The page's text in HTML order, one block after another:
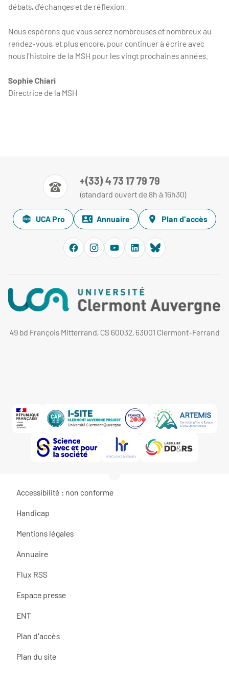
débats, d’échanges et de réflexion.
Nous espérons que vous serez nombreuses et nombreux au
rendez-vous, et plus encore, pour continuer à écrire avec
nous l’histoire de la MSH pour les vingt prochaines années.
Sophie Chiari
Directrice de la MSH
+(33) 4 73 17 79 79
(standard ouvert de 8h à 16h30)
UCA Pro Annuaire Plan d'accès
49 bd François Mitterrand, CS 60032, 63001 Clermont-Ferrand
Accessibilité : non conforme
Handicap
Mentions légales
Annuaire
Flux RSS
Espace presse
ENT
Plan d'accès
Plan du site